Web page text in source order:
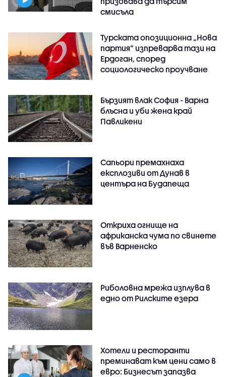
смисъла
Турската опозиционна „Нова
партия“ изпреварва тази на
Ердоган, според
социологическо проучване
Бързият влак София - Варна
блъсна и уби жена край
Павликени
Сапьори премахнаха
експлозиви от Дунав в
центъра на Будапеща
Откриха огнище на
африканска чума по свинете
във Варненско
Риболовна мрежа изплува в
едно от Рилските езера
Хотели и ресторанти
преминават към цени само в
евро: Бизнесът запазва